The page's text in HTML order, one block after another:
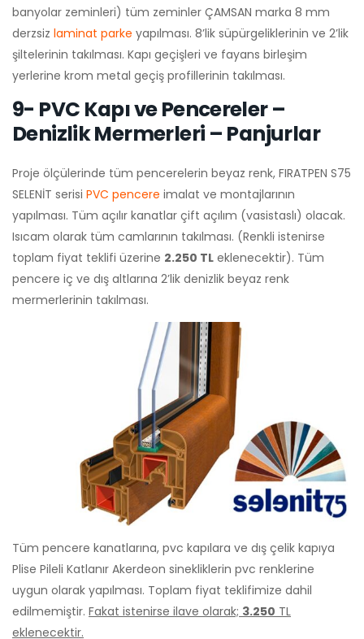
banyolar zeminleri) tüm zeminler ÇAMSAN marka 8 mm
derzsiz laminat parke yapılması. 8’lik süpürgeliklerinin ve 2’lik
şiltelerinin takılması. Kapı geçişleri ve fayans birleşim
yerlerine krom metal geçiş profillerinin takılması.
9- PVC Kapı ve Pencereler –
Denizlik Mermerleri – Panjurlar
Proje ölçülerinde tüm pencerelerin beyaz renk, FIRATPEN S75
SELENİT serisi PVC pencere imalat ve montajlarının
yapılması. Tüm açılır kanatlar çift açılım (vasistaslı) olacak.
Isıcam olarak tüm camlarının takılması. (Renkli istenirse
toplam fiyat teklifi üzerine 2.250 TL eklenecektir). Tüm
pencere iç ve dış altlarına 2’lik denizlik beyaz renk
mermerlerinin takılması.
Tüm pencere kanatlarına, pvc kapılara ve dış çelik kapıya
Plise Pileli Katlanır Akerdeon sinekliklerin pvc renklerine
uygun olarak yapılması. Toplam fiyat teklifimize dahil
edilmemiştir. Fakat istenirse ilave olarak; 3.250 TL
eklenecektir.